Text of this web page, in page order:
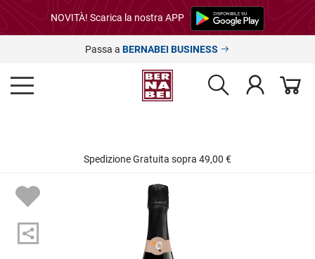
NOVITÀ! Scarica la nostra APP
Passa a BERNABEI BUSINESS
Spedizione Gratuita sopra 49,00 €